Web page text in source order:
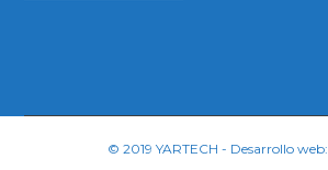
© 2019 YARTECH - Desarrollo web: